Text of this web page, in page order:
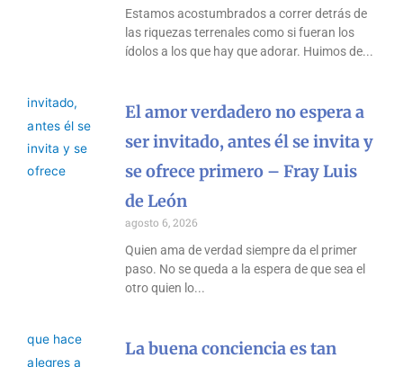
Estamos acostumbrados a correr detrás de
las riquezas terrenales como si fueran los
ídolos a los que hay que adorar. Huimos de
El amor verdadero no espera a
ser invitado, antes él se invita y
se ofrece primero – Fray Luis
de León
agosto 6, 2026
Quien ama de verdad siempre da el primer
paso. No se queda a la espera de que sea el
otro quien lo
La buena conciencia es tan